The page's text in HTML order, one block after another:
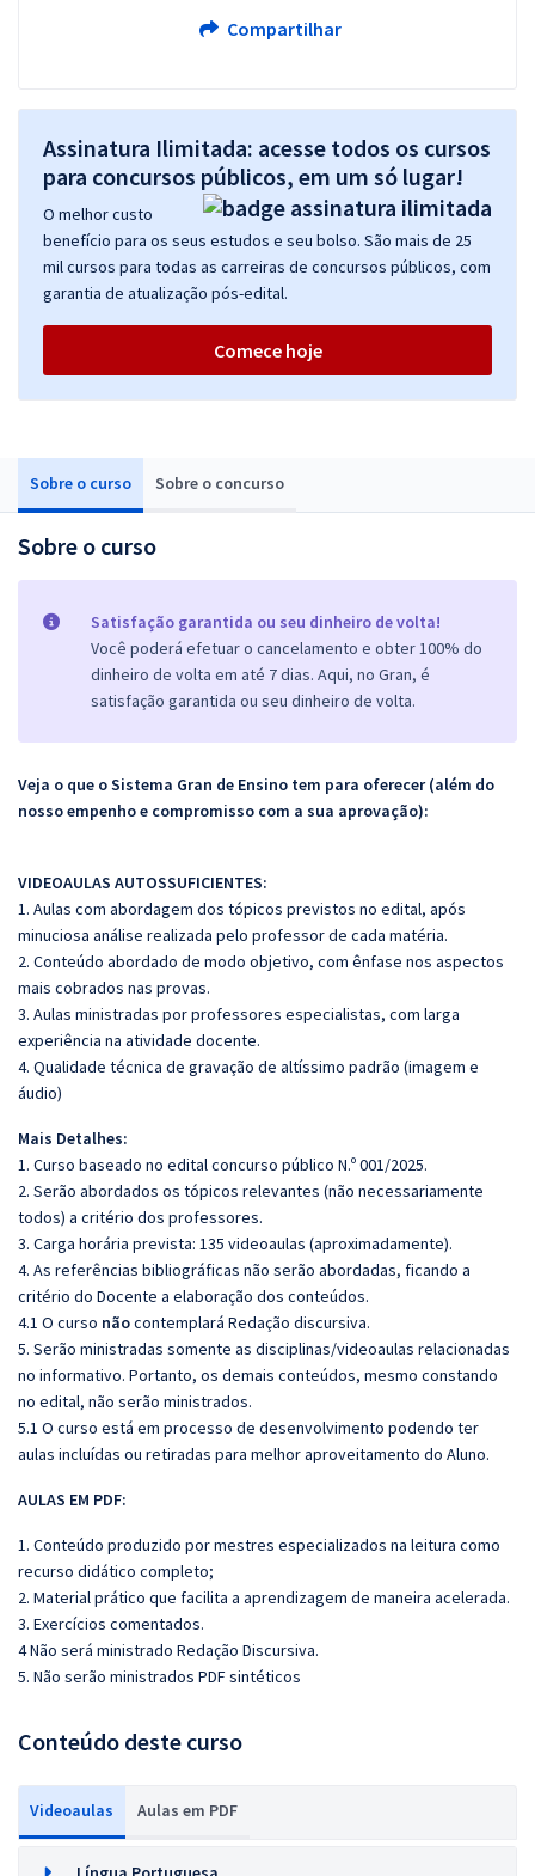
Sobre o curso Sobre o concurso
Sobre o curso
Satisfação garantida ou seu dinheiro de volta!
Você poderá efetuar o cancelamento e obter 100% do
dinheiro de volta em até 7 dias. Aqui, no Gran, é
satisfação garantida ou seu dinheiro de volta.
Veja o que o Sistema Gran de Ensino tem para oferecer (além do
nosso empenho e compromisso com a sua aprovação):
VIDEOAULAS AUTOSSUFICIENTES:
1. Aulas com abordagem dos tópicos previstos no edital, após
minuciosa análise realizada pelo professor de cada matéria.
2. Conteúdo abordado de modo objetivo, com ênfase nos aspectos
mais cobrados nas provas.
3. Aulas ministradas por professores especialistas, com larga
experiência na atividade docente.
4. Qualidade técnica de gravação de altíssimo padrão (imagem e
áudio)
Mais Detalhes:
1. Curso baseado no edital concurso público N.º 001/2025.
2. Serão abordados os tópicos relevantes (não necessariamente
todos) a critério dos professores.
3. Carga horária prevista: 135 videoaulas (aproximadamente).
4. As referências bibliográficas não serão abordadas, ficando a
critério do Docente a elaboração dos conteúdos.
4.1 O curso nãocontemplará Redação discursiva.
5. Serão ministradas somente as disciplinas/videoaulas relacionadas
no informativo. Portanto, os demais conteúdos, mesmo constando
no edital, não serão ministrados.
5.1 O curso está em processo de desenvolvimento podendo ter
aulas incluídas ou retiradas para melhor aproveitamento do Aluno.
AULAS EM PDF:
1. Conteúdo produzido por mestres especializados na leitura como
recurso didático completo;
2. Material prático que facilita a aprendizagem de maneira acelerada.
3. Exercícios comentados.
4 Não será ministrado Redação Discursiva.
5. Não serão ministrados PDF sintéticos
Conteúdo deste curso
Videoaulas Aulas em PDF
Compartilhar
Assinatura Ilimitada: acesse todos os cursos
para concursos públicos, em um só lugar!
O melhor custo
benefício para os seus estudos e seu bolso. São mais de 25
mil cursos para todas as carreiras de concursos públicos, com
garantia de atualização pós-edital.
Comece hoje